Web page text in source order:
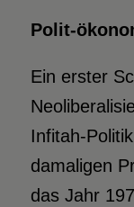
Polit-
Ein erster
Infitah-
damaligen
das Jahr